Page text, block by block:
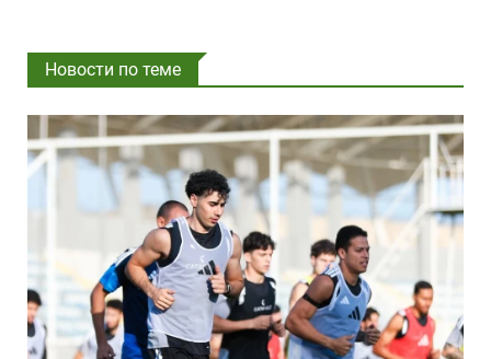
Новости по теме